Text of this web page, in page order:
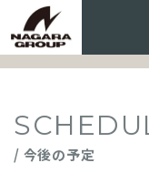
/ 今後の予定